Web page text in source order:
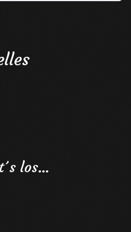
los…